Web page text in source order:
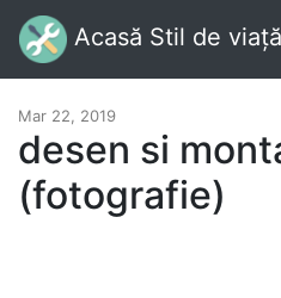
Acasă Stil de
Mar 22, 2019
desen si
(fotografie)